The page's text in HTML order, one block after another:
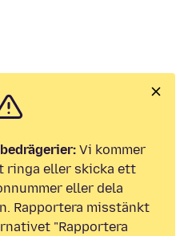
Vi kommer
ringa eller skicka ett
eller dela
Rapportera misstänkt
"Rapportera